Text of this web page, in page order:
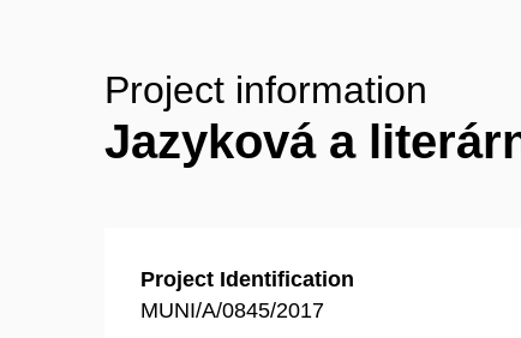
Project information
Jazyková a
Project Identification
MUNI/A/0845/2017